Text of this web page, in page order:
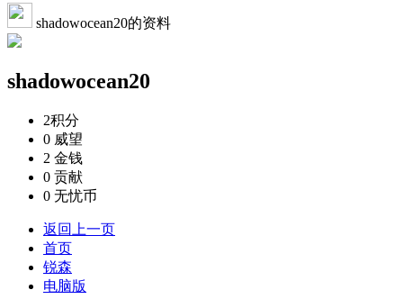
shadowocean20的资料
shadowocean20
2积分
0 威望
2 金钱
0 贡献
0 无忧币
返回上一页
首页
锐森
电脑版